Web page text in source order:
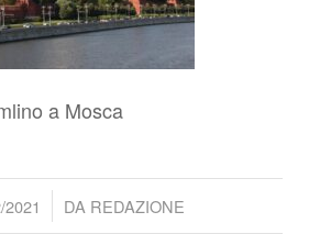
a Mosca
DA REDAZIONE